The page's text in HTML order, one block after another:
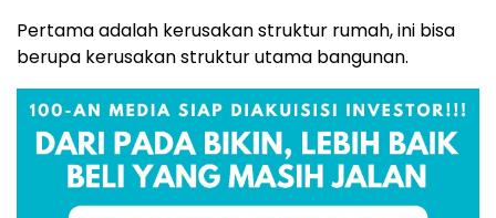
Pertama adalah kerusakan struktur rumah, ini bisa
berupa kerusakan struktur utama bangunan.